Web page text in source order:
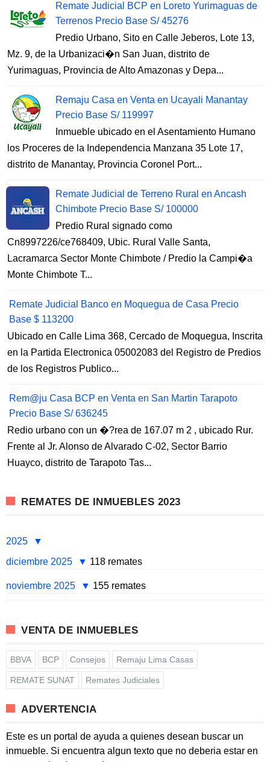
Remate Judicial BCP en Loreto Yurimaguas de
Terrenos Precio Base S/ 45276
Predio Urbano, Sito en Calle Jeberos, Lote 13,
Mz. 9, de la Urbanizaci�n San Juan, distrito de
Yurimaguas, Provincia de Alto Amazonas y Depa...
Remaju Casa en Venta en Ucayali Manantay
Precio Base S/ 119997
Inmueble ubicado en el Asentamiento Humano
los Proceres de la Independencia Manzana 35 Lote 17,
distrito de Manantay, Provincia Coronel Port...
Remate Judicial de Terreno Rural en Ancash
Chimbote Precio Base S/ 100000
Predio Rural signado como
Cn8997226/ce768409, Ubic. Rural Valle Santa,
Lacramarca Sector Monte Chimbote / Predio la Campi�a
Monte Chimbote T...
Remate Judicial Banco en Moquegua de Casa Precio
Base $ 113200
Ubicado en Calle Lima 368, Cercado de Moquegua, Inscrita
en la Partida Electronica 05002083 del Registro de Predios
de los Registros Publico...
Rem@ju Casa BCP en Venta en San Martin Tarapoto
Precio Base S/ 636245
Redio urbano con un �?rea de 167.07 m 2 , ubicado Rur.
Frente al Jr. Alonso de Alvarado C-02, Sector Barrio
Huayco, distrito de Tarapoto Tas...
REMATES DE INMUEBLES 2023
2025
diciembre 2025
118 remates
noviembre 2025 155 remates
VENTA DE INMUEBLES
BBVA BCP Consejos Remaju Lima Casas
REMATE SUNAT Remates Judiciales
ADVERTENCIA
Este es un portal de ayuda a quienes desean buscar un
inmueble. Si encuentra algun texto que no deberia estar en